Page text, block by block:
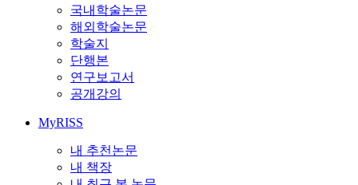
국내학술논문
해외학술논문
학술지
단행본
연구보고서
공개강의
MyRISS
내 추천논문
내 책장